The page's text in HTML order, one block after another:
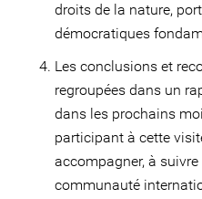
droits de la nature,
démocratiques
Les conclusions et
regroupées dans un
dans les prochains
participant à cette
accompagner, à
communauté